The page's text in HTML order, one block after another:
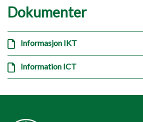
Dokumenter
Informasjon IKT
Information ICT